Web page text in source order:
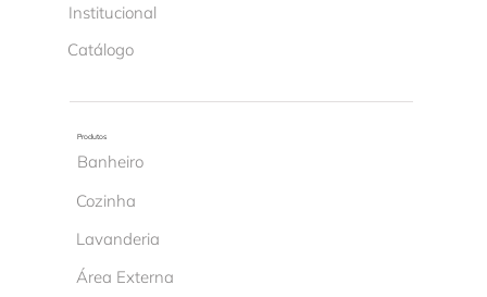
Institucional
Catálogo
Produtos
Banheiro
Cozinha
Lavanderia
Área Externa